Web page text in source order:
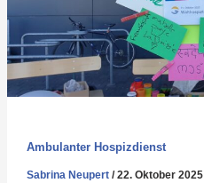
Ambulanter Hospizdienst
Sabrina Neupert /22. Oktober 2025